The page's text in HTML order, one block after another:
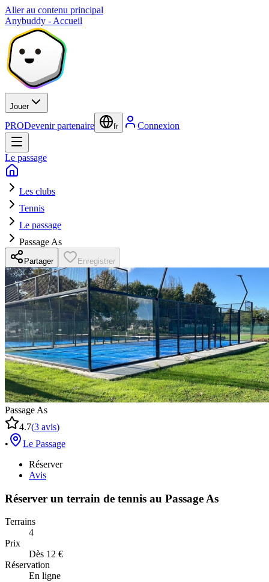
Aller au contenu principal
Anybuddy - Accueil
Jouer
PRODevenir partenaire fr Connexion
Le passage
Les clubs
Tennis
Le passage
Passage As
Partager Enregistrer
Passage As
4.7(3 avis)
•
Le Passage
Réserver
Avis
Réserver un terrain de tennis au Passage As
Terrains
4
Prix
Dès 12 €
Réservation
En ligne